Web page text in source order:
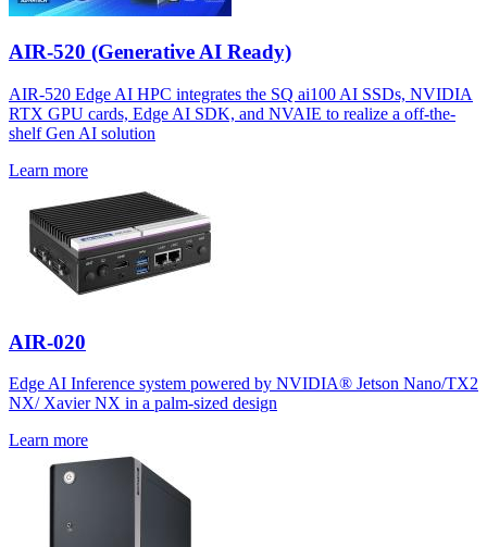
AIR-520 (Generative AI Ready)
AIR-520 Edge AI HPC integrates the SQ ai100 AI SSDs, NVIDIA
RTX GPU cards, Edge AI SDK, and NVAIE to realize a off-the-
shelf Gen AI solution
Learn more
AIR-020
Edge AI Inference system powered by NVIDIA® Jetson Nano/TX2
NX/ Xavier NX in a palm-sized design
Learn more